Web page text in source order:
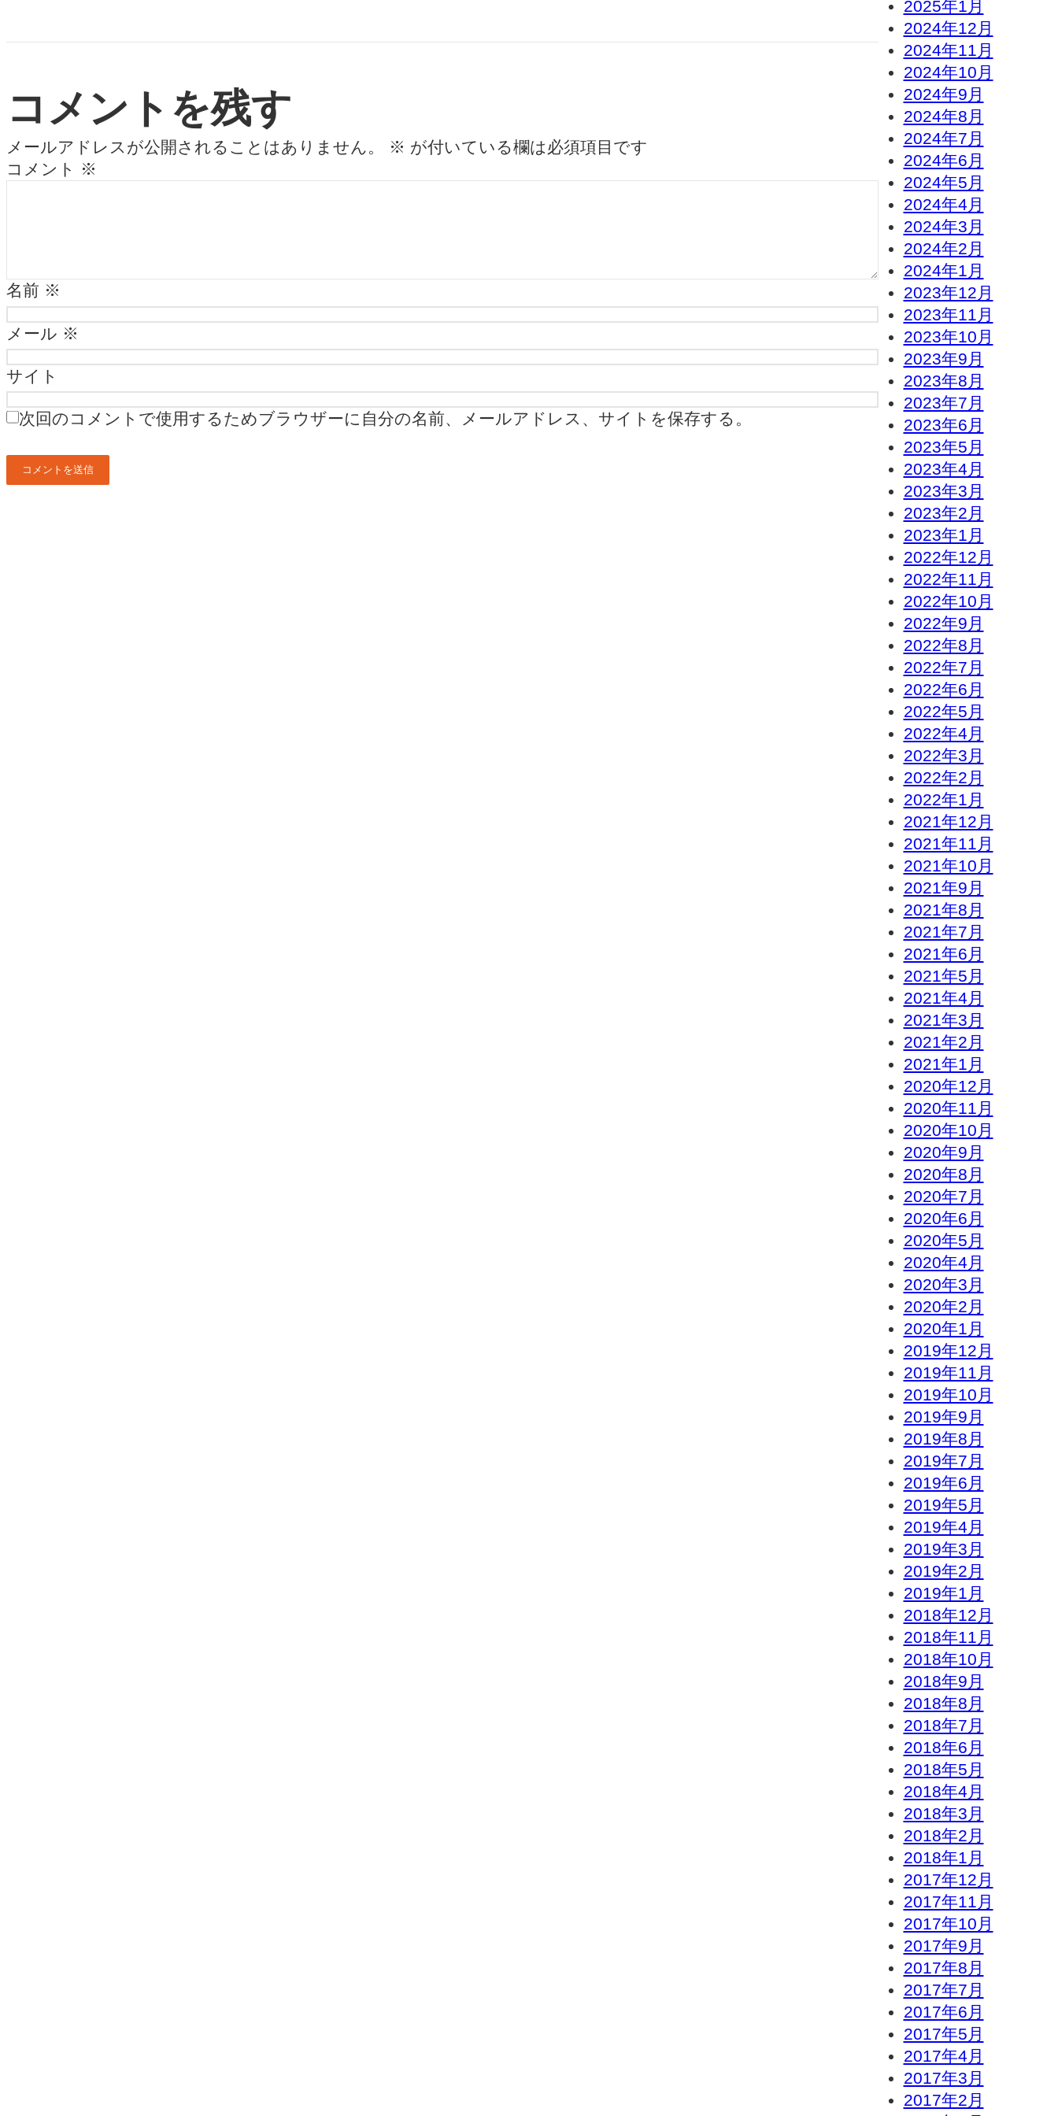
コメントを残す
メールアドレスが公開されることはありません。 ※ が付いている欄は必須項目です
コメント
※
名前 ※
メール ※
サイト
次回のコメントで使用するためブラウザーに自分の名前、メールアドレス、サイトを保存する。
2025年1月
2024年12月
2024年11月
2024年10月
2024年9月
2024年8月
2024年7月
2024年6月
2024年5月
2024年4月
2024年3月
2024年2月
2024年1月
2023年12月
2023年11月
2023年10月
2023年9月
2023年8月
2023年7月
2023年6月
2023年5月
2023年4月
2023年3月
2023年2月
2023年1月
2022年12月
2022年11月
2022年10月
2022年9月
2022年8月
2022年7月
2022年6月
2022年5月
2022年4月
2022年3月
2022年2月
2022年1月
2021年12月
2021年11月
2021年10月
2021年9月
2021年8月
2021年7月
2021年6月
2021年5月
2021年4月
2021年3月
2021年2月
2021年1月
2020年12月
2020年11月
2020年10月
2020年9月
2020年8月
2020年7月
2020年6月
2020年5月
2020年4月
2020年3月
2020年2月
2020年1月
2019年12月
2019年11月
2019年10月
2019年9月
2019年8月
2019年7月
2019年6月
2019年5月
2019年4月
2019年3月
2019年2月
2019年1月
2018年12月
2018年11月
2018年10月
2018年9月
2018年8月
2018年7月
2018年6月
2018年5月
2018年4月
2018年3月
2018年2月
2018年1月
2017年12月
2017年11月
2017年10月
2017年9月
2017年8月
2017年7月
2017年6月
2017年5月
2017年4月
2017年3月
2017年2月